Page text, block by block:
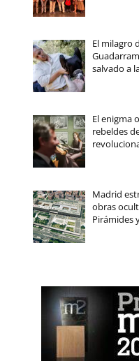
El milagro
salvado a
El enigma
rebeldes
Madrid
obras
Pirámides